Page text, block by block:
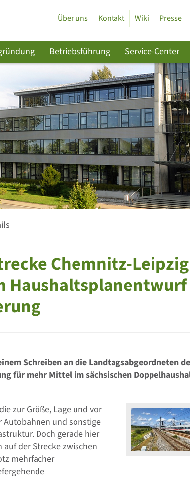
Über uns Kontakt Wiki Presse
Betriebsführung Service-Center
Chemnitz-
Haushaltsplanentwurf
Schreiben an die Landtagsabgeordneten
für mehr Mittel im sächsischen
zur Größe, Lage und vor
Autobahnen und sonstige
Doch gerade hier
der Strecke zwischen
mehrfacher